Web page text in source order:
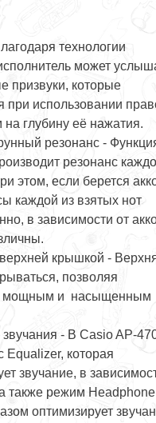
технологии
может
призвуки, которые
при использовании
глубину её нажатия.
резонанс -
резонанс
этом, если берется
каждой из взятых нот
в зависимости от
крышкой -
позволяя
мощным и насыщенным
- В Casio AP-
Equalizer, которая
звучание, в
также режим
оптимизирует